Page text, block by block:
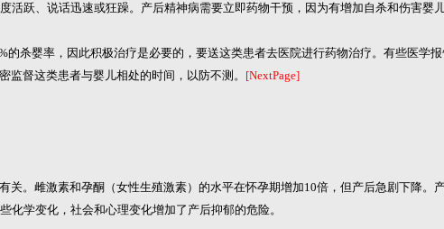
活跃、说话迅速或狂躁。产后精神病需要立即药物干预，因为有增加自杀和伤害婴儿
杀婴率，因此积极治疗是必要的，要送这类患者去医院进行药物治疗。有些医学报
监督这类患者与婴儿相处的时间，以防不测。 [NextPage]
。雌激素和孕酮（女性生殖激素）的水平在怀孕期增加10倍，但产后急剧下降。
化学变化，社会和心理变化增加了产后抑郁的危险。